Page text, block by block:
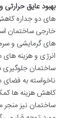
بهبود عایق حرارتی و
های دوجداره
خارجی ساختمان
های گرمایشی و
انرژی وهزینه های
ساختمان جلوگیری
ناخواسته به فضای
کاهش هزینه ها
ساختمان نیزمنجر